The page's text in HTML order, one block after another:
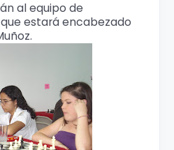
al equipo de
estará encabezado